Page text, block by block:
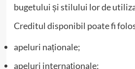
bugetului și stilului lor de
Creditul disponibil poate fi
apeluri naționale;
apeluri internaționale;